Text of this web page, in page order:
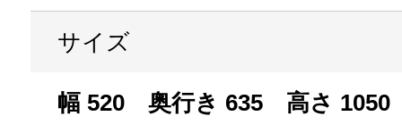
サイズ
幅 520 奥行き 635 高さ 1050